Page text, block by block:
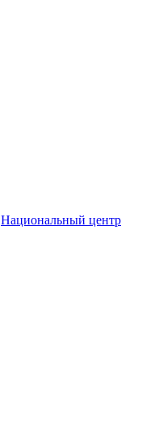
Национальный центр